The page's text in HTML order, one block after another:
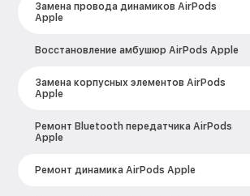
Замена провода динамиков AirPods
Apple
Восстановление амбушюр AirPods Apple
Замена корпусных элементов AirPods
Apple
Ремонт Bluetooth передатчика AirPods
Apple
Ремонт динамика AirPods Apple